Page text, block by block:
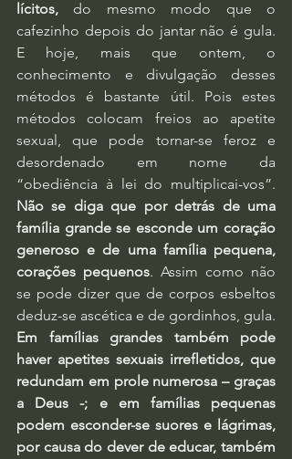
lícitos, do mesmo modo que o
cafezinho depois do jantar não é gula.
E hoje, mais que ontem, o
conhecimento e divulgação desses
métodos é bastante útil. Pois estes
métodos colocam freios ao apetite
sexual, que pode tornar-se feroz e
desordenado em nome da
Não se diga que por detrás de uma
família grande se esconde um coração
generoso e de uma família pequena,
corações pequenos. Assim como não
se pode dizer que de corpos esbeltos
deduz-se ascética e de gordinhos, gula.
Em famílias grandes também pode
haver apetites sexuais irrefletidos, que
redundam em prole numerosa – graças
a Deus -; e em famílias pequenas
podem esconder-se suores e lágrimas,
por causa do dever de educar, também